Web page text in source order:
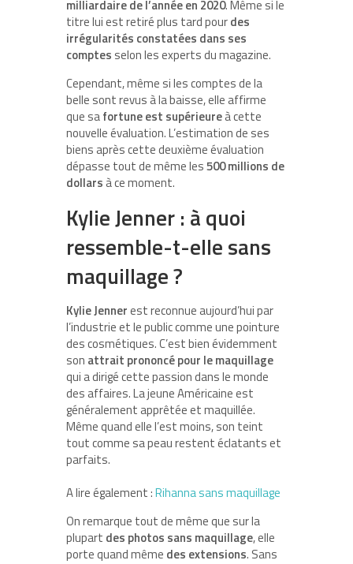
milliardaire de l’année en 2020. Même si le
titre lui est retiré plus tard pourdes
irrégularités constatées dans ses
comptes selon les experts du magazine.
Cependant, même si les comptes de la
belle sont revus à la baisse, elle affirme
que safortune est supérieureà cette
nouvelle évaluation. L’estimation de ses
biens après cette deuxième évaluation
dépasse tout de même les500 millions de
dollars à ce moment.
Kylie Jenner : à quoi
ressemble-t-elle sans
maquillage ?
Kylie Jennerest reconnue aujourd’hui par
l’industrie et le public comme une pointure
des cosmétiques. C’est bien évidemment
son attrait prononcé pour le maquillage
qui a dirigé cette passion dans le monde
des affaires. La jeune Américaine est
généralement apprêtée et maquillée.
Même quand elle l’est moins, son teint
tout comme sa peau restent éclatants et
parfaits.
A lire également :Rihanna sans maquillage
On remarque tout de même que sur la
plupart des photos sans maquillage, elle
porte quand même des extensions. Sans